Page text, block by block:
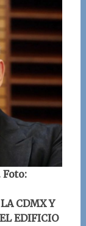
CDMX Y
EDIFICIO